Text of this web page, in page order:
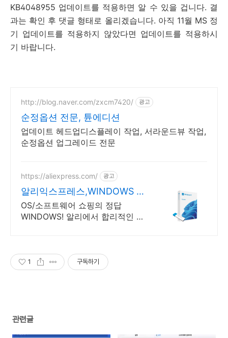
KB4048955 업데이트를 적용하면 알 수 있을 겁니다. 결
과는 확인 후 댓글 형태로 올리겠습니다. 아직 11월 MS 정
기 업데이트를 적용하지 않았다면 업데이트를 적용하시
기 바랍니다.
http://blog.naver.com/zxcm7420/ 광고
순정옵션 전문, 튠에디션
업데이트 헤드업디스플레이 작업, 서라운드뷰 작업,
순정옵션 업그레이드 전문
https://aliexpress.com/ 광고
알리익스프레스,WINDOWS 내
맘에 쏙드는 오늘의 특가
OS/소프트웨어 쇼핑의 정답
WINDOWS! 알리에서 합리적인 가
1 구독하기
관련글